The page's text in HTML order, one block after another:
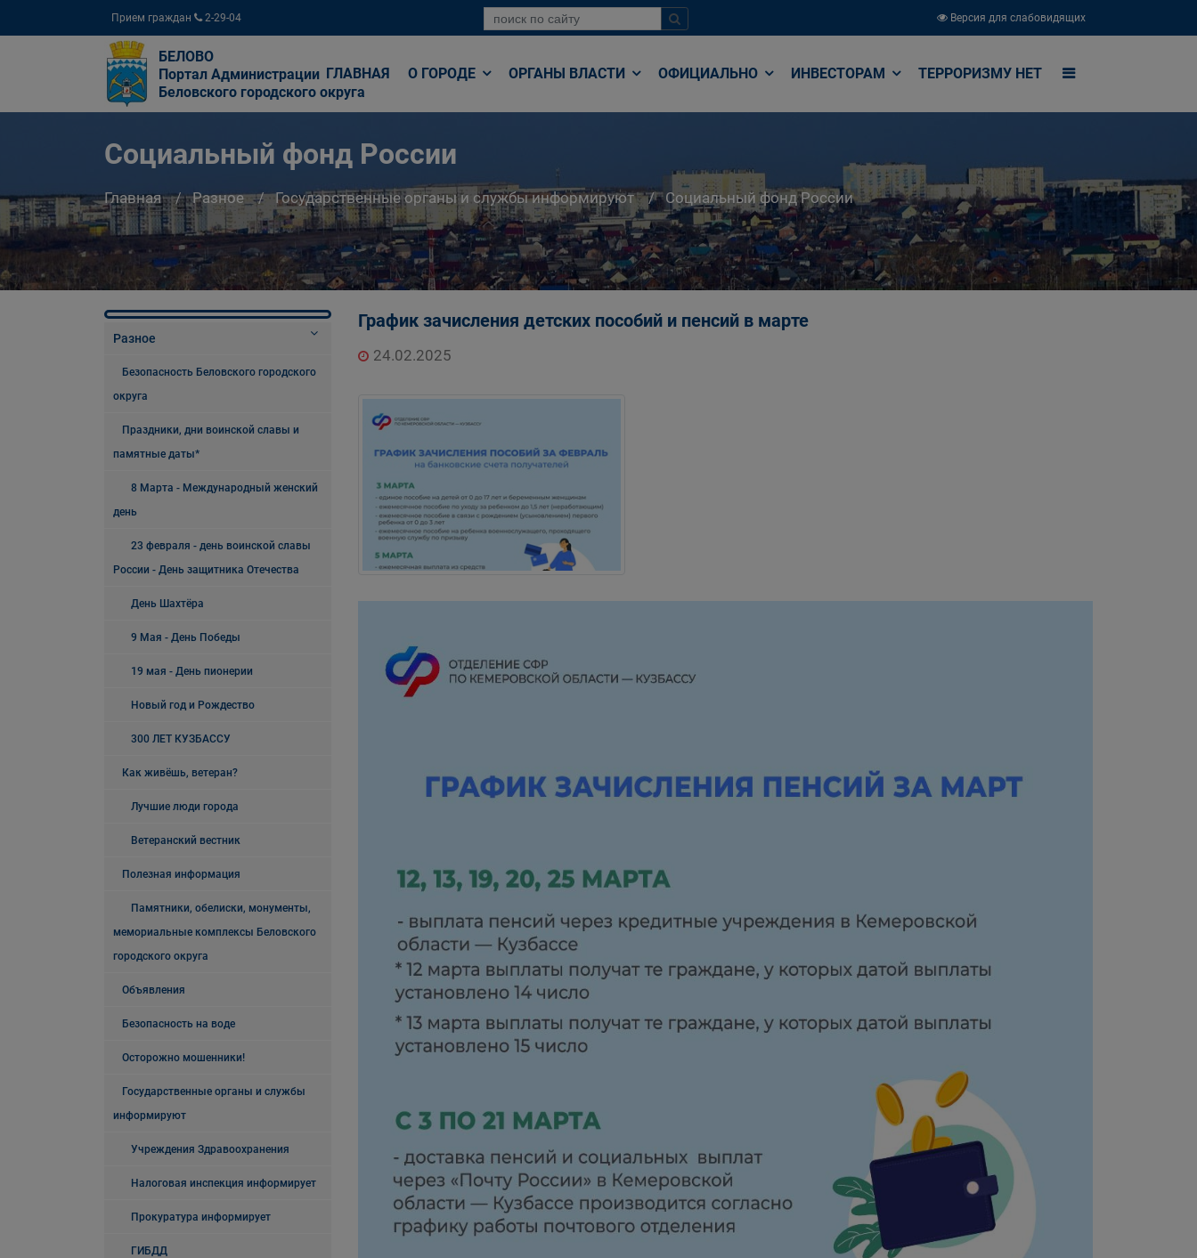
Прием граждан 2-29-04 Версия для слабовидящих
БЕЛОВО
Портал Администрации
Беловского городского округа
ГЛАВНАЯ О ГОРОДЕ ОРГАНЫ ВЛАСТИ ОФИЦИАЛЬНО ИНВЕСТОРАМ ТЕРРОРИЗМУ НЕТ
Социальный фонд России
Главная Разное Государственные органы и службы информируют Социальный фонд России
Разное
Безопасность Беловского городского
округа
Праздники, дни воинской славы и
памятные даты*
8 Марта - Международный женский
день
23 февраля - день воинской славы
России - День защитника Отечества
День Шахтёра
9 Мая - День Победы
19 мая - День пионерии
Новый год и Рождество
300 ЛЕТ КУЗБАССУ
Как живёшь, ветеран?
Лучшие люди города
Ветеранский вестник
Полезная информация
Памятники, обелиски, монументы,
мемориальные комплексы Беловского
городского округа
Объявления
Безопасность на воде
Осторожно мошенники!
Государственные органы и службы
информируют
Учреждения Здравоохранения
Налоговая инспекция информирует
Прокуратура информирует
ГИБДД
График зачисления детских пособий и пенсий в марте
24.02.2025